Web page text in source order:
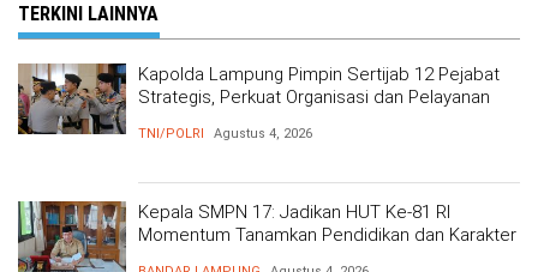
TERKINI LAINNYA
Kapolda Lampung Pimpin Sertijab 12 Pejabat
Strategis, Perkuat Organisasi dan Pelayanan
TNI/POLRI Agustus 4, 2026
Kepala SMPN 17: Jadikan HUT Ke-81 RI
Momentum Tanamkan Pendidikan dan Karakter